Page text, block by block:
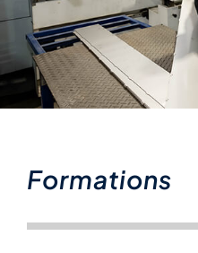
Formations